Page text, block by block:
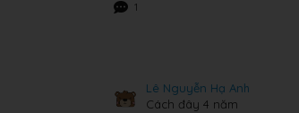
1
Lê Nguyễn Hạ Anh
Cách đây 4 năm